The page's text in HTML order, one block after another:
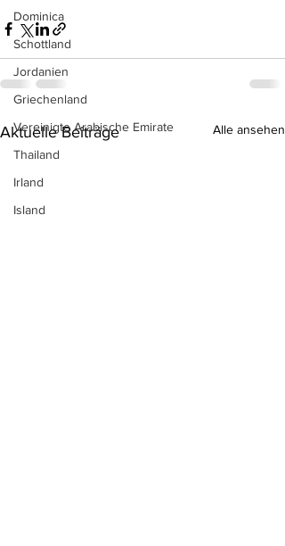
Dominica
Schottland
Jordanien
Griechenland
Vereinigte Arabische Emirate
Thailand
Irland
Island
Aktuelle Beiträge Alle ansehen